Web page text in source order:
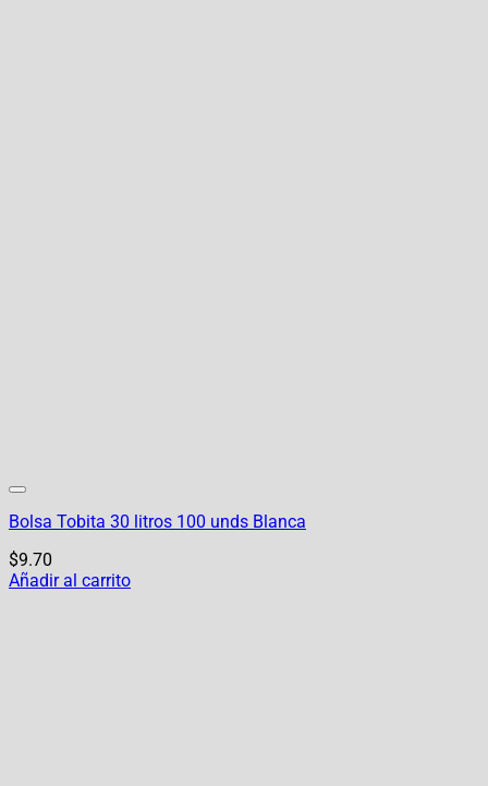
Bolsa Tobita 30 litros 100 unds Blanca
$9.70
Añadir al carrito